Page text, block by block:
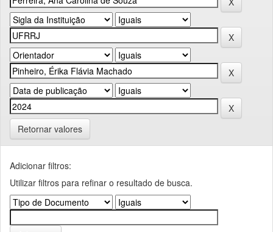
Retornar valores
Adicionar filtros:
Utilizar filtros para refinar o resultado de busca.